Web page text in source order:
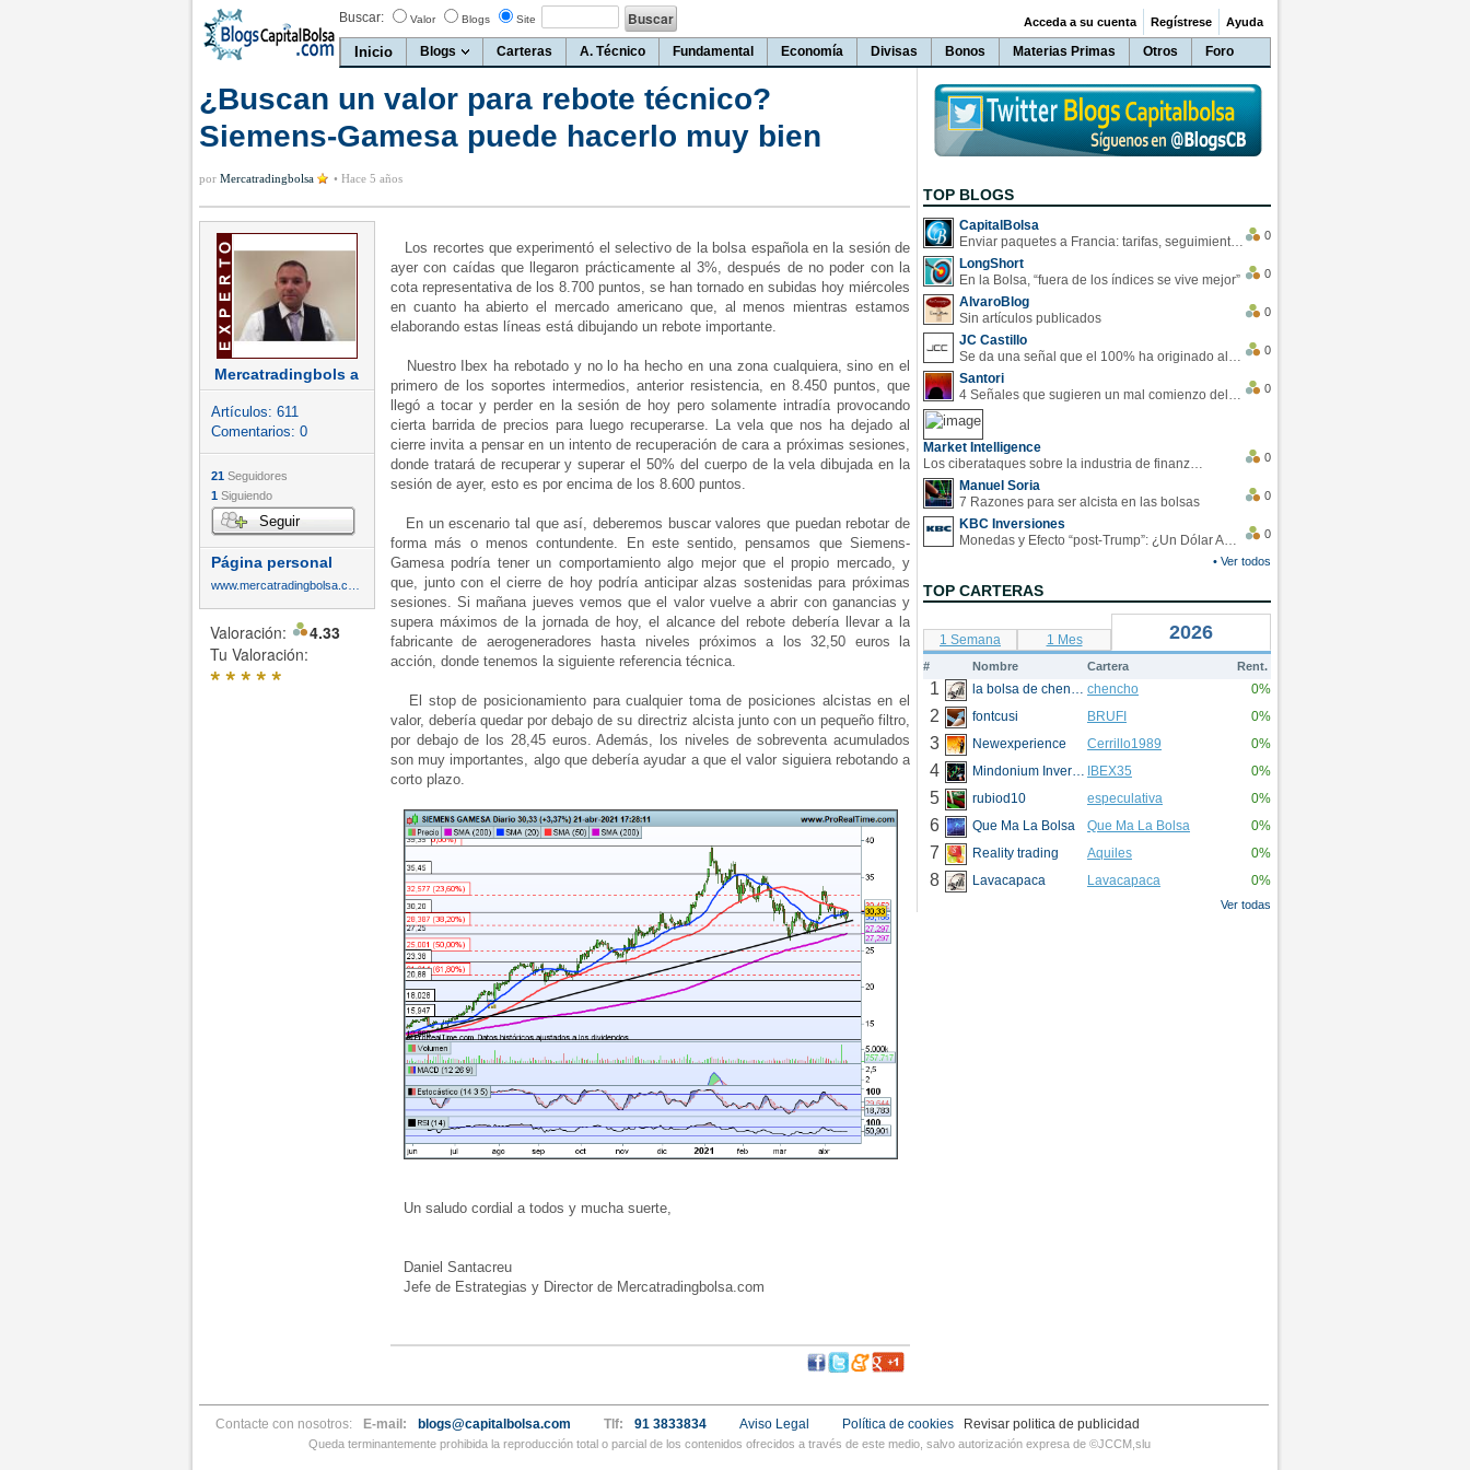
Buscar: Valor Blogs Site
Inicio Blogs Carteras A. Técnico Fundamental Economía Divisas Bonos Materias Primas Otros Foro
Acceda a su cuenta Regístrese Ayuda
¿Buscan un valor para rebote técnico?
Siemens-Gamesa puede hacerlo muy bien
por Mercatradingbolsa • Hace 5 años
Mercatradingbols a
Artículos: 611
Comentarios: 0
21 Seguidores
1 Siguiendo
Seguir
Página personal
Valoración:
4.33
Tu Valoración:
*****
Los recortes que experimentó el selectivo de la bolsa española en la sesión de
ayer con caídas que llegaron prácticamente al 3%, después de no poder con la
cota representativa de los 8.700 puntos, se han tornado en subidas hoy miércoles
en cuanto ha abierto el mercado americano que, al menos mientras estamos
elaborando estas líneas está dibujando un rebote importante.
Nuestro Ibex ha rebotado y no lo ha hecho en una zona cualquiera, sino en el
primero de los soportes intermedios, anterior resistencia, en 8.450 puntos, que
llegó a tocar y perder en la sesión de hoy pero solamente intradía provocando
cierta barrida de precios para luego recuperarse. La vela que nos ha dejado al
cierre invita a pensar en un intento de recuperación de cara a próximas sesiones,
donde tratará de recuperar y superar el 50% del cuerpo de la vela dibujada en la
sesión de ayer, esto es por encima de los 8.600 puntos.
En un escenario tal que así, deberemos buscar valores que puedan rebotar de
forma más o menos contundente. En este sentido, pensamos que Siemens-
Gamesa podría tener un comportamiento algo mejor que el propio mercado, y
que, junto con el cierre de hoy podría anticipar alzas sostenidas para próximas
sesiones. Si mañana jueves vemos que el valor vuelve a abrir con ganancias y
supera máximos de la jornada de hoy, el alcance del rebote debería llevar a la
fabricante de aerogeneradores hasta niveles próximos a los 32,50 euros la
acción, donde tenemos la siguiente referencia técnica.
El stop de posicionamiento para cualquier toma de posiciones alcistas en el
valor, debería quedar por debajo de su directriz alcista junto con un pequeño filtro,
por debajo de los 28,45 euros. Además, los niveles de sobreventa acumulados
son muy importantes, algo que debería ayudar a que el valor siguiera rebotando a
corto plazo.
Un saludo cordial a todos y mucha suerte,
Daniel Santacreu
Jefe de Estrategias y Director de Mercatradingbolsa.com
TOP BLOGS
CapitalBolsa
Enviar paquetes a Francia: tarifas, seguimiento y ventajas destacadas
0
LongShort
En la Bolsa, “fuera de los índices se vive mejor”
0
AlvaroBlog
Sin artículos publicados
0
JC Castillo
Se da una señal que el 100% ha originado alzas en las bolsas
0
Santori
4 Señales que sugieren un mal comienzo del 3T de la economía EEUU
0
Market Intelligence
Los ciberataques sobre la industria de finanzas se han duplicado este año
0
Manuel Soria
7 Razones para ser alcista en las bolsas
0
KBC Inversiones
Monedas y Efecto “post-Trump”: ¿Un Dólar Americano operando en rangos?
0
• Ver todos
TOP CARTERAS
1 Semana 1 Mes 2026
# Nombre Cartera Rent.
1 la bolsa de chencho chencho 0%
2 fontcusi BRUFI 0%
3 Newexperience Cerrillo1989 0%
4 Mindonium Inversions IBEX35 0%
5 rubiod10 especulativa 0%
6 Que Ma La Bolsa Que Ma La Bolsa 0%
7 Reality trading Aquiles 0%
8 Lavacapaca Lavacapaca 0%
Ver todas
Contacte con nosotros: E-mail: blogs@capitalbolsa.com Tlf: 91 3833834 Aviso Legal Revisar politica de publicidad
Política de cookies
Queda terminantemente prohibida la reproducción total o parcial de los contenidos ofrecidos a través de este medio, salvo autorización expresa de ©JCCM,slu